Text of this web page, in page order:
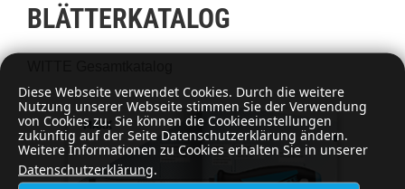
BLÄTTERKATALOG
Diese Webseite verwendet Cookies. Durch die weitere
Nutzung unserer Webseite stimmen Sie der Verwendung
von Cookies zu. Sie können die Cookieeinstellungen
zukünftig auf der Seite Datenschutzerklärung ändern.
Weitere Informationen zu Cookies erhalten Sie in unserer
Datenschutzerklärung.